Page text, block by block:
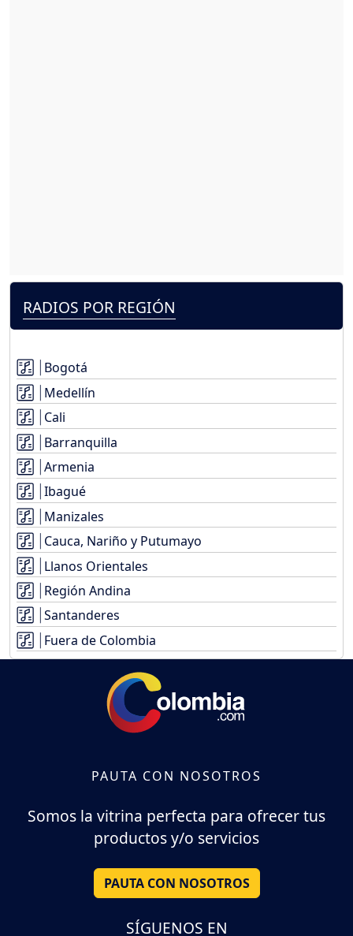
RADIOS POR REGIÓN
Bogotá
Medellín
Cali
Barranquilla
Armenia
Ibagué
Manizales
Cauca, Nariño y Putumayo
Llanos Orientales
Región Andina
Santanderes
Fuera de Colombia
PAUTA CON NOSOTROS
Somos la vitrina perfecta para ofrecer tus
productos y/o servicios
PAUTA CON NOSOTROS
SÍGUENOS EN